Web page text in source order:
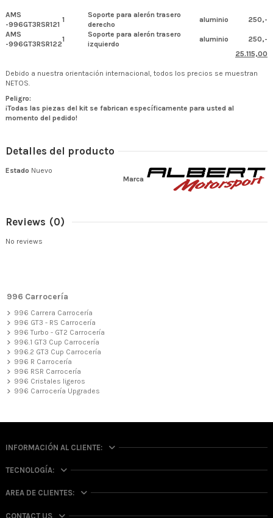
AMS
-996GT3RSR121
1
Soporte para alerón trasero
derecho
aluminio
250,-
AMS
-996GT3RSR122
1
Soporte para alerón trasero
izquierdo
aluminio
250,-
25.115,00
Debido a nuestra orientación internacional, todos los precios se muestran
NETOS.
Peligro:
¡Todas las piezas del kit se fabrican específicamente para usted al
momento del pedido!
Detalles del producto
Marca
Estado Nuevo
Reviews (0)
No reviews
996 Carrocería
996 Carrera Carrocería
996 GT3 - RS Carrocería
996 Turbo - GT2 Carrocería
996.1 GT3 Cup Carrocería
996.2 GT3 Cup Carrocería
996 R Carrocería
996 RSR Carrocería
996 Cristales ligeros
996 Carrocería Upgrades
INFORMACIÓN AL CLIENTE:
TECNOLOGÍA:
AREA DE CLIENTES:
CONTACT US